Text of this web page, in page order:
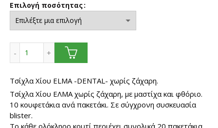
5.20€
Επιλογή ποσότητας
ΕΛΜΑ Dental. Οδοντότσιχλα μαστίχας χωρίς ζάχαρη
Τσίχλα Χίου ELMA -DENTAL- χωρίς ζάχαρη.
Τσίχλα Χίου ΕΛΜΑ χωρίς ζάχαρη, με μαστίχα και φθόριο.
10 κουφετάκια ανά πακετάκι. Σε σύγχρονη συσκευασία
blister.
Το κάθε ολόκληρο κουτί περιέχει συνολικά 20 πακετάκια